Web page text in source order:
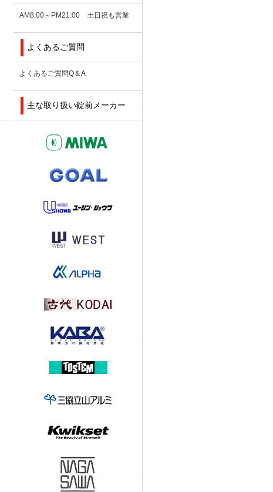
AM8:00～PM21:00 土日祝も営業
よくあるご質問
よくあるご質問Q＆A
主な取り扱い錠前メーカー